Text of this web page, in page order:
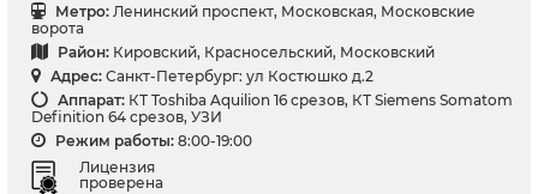
Метро: Ленинский проспект, Московская, Московские
ворота
Район: Кировский, Красносельский, Московский
Адрес: Санкт-Петербург: ул Костюшко д.2
Аппарат: КТ Toshiba Aquilion 16 срезов, КТ Siemens Somatom
Definition 64 срезов, УЗИ
Режим работы: 8:00-19:00
Лицензия
проверена